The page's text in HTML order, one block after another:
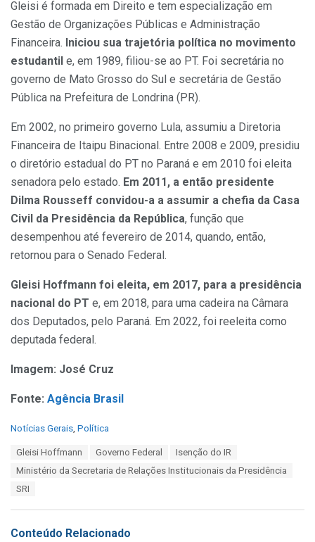
Gleisi é formada em Direito e tem especialização em
Gestão de Organizações Públicas e Administração
Financeira. Iniciou sua trajetória política no movimento
estudantil e, em 1989, filiou-se ao PT. Foi secretária no
governo de Mato Grosso do Sul e secretária de Gestão
Pública na Prefeitura de Londrina (PR).
Em 2002, no primeiro governo Lula, assumiu a Diretoria
Financeira de Itaipu Binacional. Entre 2008 e 2009, presidiu
o diretório estadual do PT no Paraná e em 2010 foi eleita
senadora pelo estado. Em 2011, a então presidente
Dilma Rousseff convidou-a a assumir a chefia da Casa
Civil da Presidência da República, função que
desempenhou até fevereiro de 2014, quando, então,
retornou para o Senado Federal.
Gleisi Hoffmann foi eleita, em 2017, para a presidência
nacional do PT e, em 2018, para uma cadeira na Câmara
dos Deputados, pelo Paraná. Em 2022, foi reeleita como
deputada federal.
Imagem: José Cruz
Fonte: Agência Brasil
C
e
Notícias Gerais, Política
Gleisi Hoffmann Governo Federal
Isenção do IR
Ministério da Secretaria de Relações Institucionais da Presidência
SRI
Conteúdo Relacionado